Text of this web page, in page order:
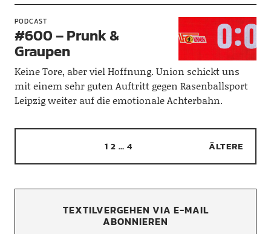
PODCAST
#600 – Prunk &
Graupen
Keine Tore, aber viel Hoffnung. Union schickt uns
mit einem sehr guten Auftritt gegen Rasenballsport
Leipzig weiter auf die emotionale Achterbahn.
1 2 … 4 ÄLTERE
TEXTILVERGEHEN VIA E-MAIL
ABONNIEREN